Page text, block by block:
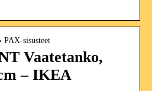
sisusteet
Vaatetanko,
– IKEA